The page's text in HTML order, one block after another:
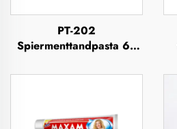
PT-202
Spiermenttandpasta 63